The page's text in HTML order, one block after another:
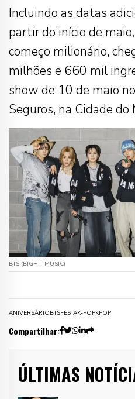
Incluindo as datas
partir do início de
começo milionário,
milhões e 660 mil
show de 10 de maio
Seguros, na Cidade do
BTS (BIGHIT MUSIC)
ANIVERSÁRIOBTSFESTAK-POPKPOP
Compartilhar:
ÚLTIMAS